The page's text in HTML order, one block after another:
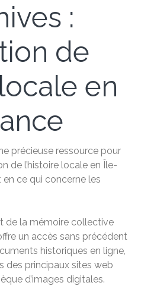
:
de
en
précieuse ressource pour
de l’histoire locale en Île-
ce qui concerne les
de la mémoire collective
un accès sans précédent
historiques en ligne,
des principaux sites web
d’images digitales.